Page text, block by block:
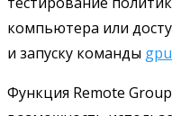
компьютера или
и запуску команды
Функция Remote